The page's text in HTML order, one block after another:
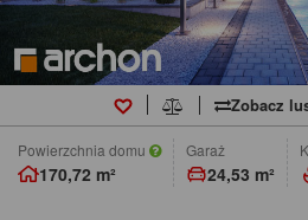
Zobacz
Powierzchnia domu
170,72 m²
Garaż
24,53 m²